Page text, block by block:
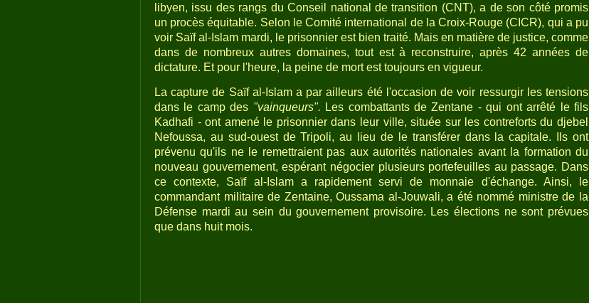
libyen, issu des rangs du Conseil national de transition (CNT), a de son côté promis
un procès équitable. Selon le Comité international de la Croix-Rouge (CICR), qui a pu
voir Saïf al-Islam mardi, le prisonnier est bien traité. Mais en matière de justice, comme
dans de nombreux autres domaines, tout est à reconstruire, après 42 années de
dictature. Et pour l'heure, la peine de mort est toujours en vigueur.
La capture de Saïf al-Islam a par ailleurs été l'occasion de voir ressurgir les tensions
dans le camp des "vainqueurs". Les combattants de Zentane - qui ont arrêté le fils
Kadhafi - ont amené le prisonnier dans leur ville, située sur les contreforts du djebel
Nefoussa, au sud-ouest de Tripoli, au lieu de le transférer dans la capitale. Ils ont
prévenu qu'ils ne le remettraient pas aux autorités nationales avant la formation du
nouveau gouvernement, espérant négocier plusieurs portefeuilles au passage. Dans
ce contexte, Saïf al-Islam a rapidement servi de monnaie d'échange. Ainsi, le
commandant militaire de Zentaine, Oussama al-Jouwali, a été nommé ministre de la
Défense mardi au sein du gouvernement provisoire. Les élections ne sont prévues
que dans huit mois.